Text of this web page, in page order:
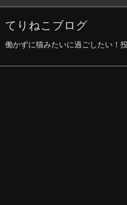
てりねこブログ
働かずに猫みたいに過ごしたい！